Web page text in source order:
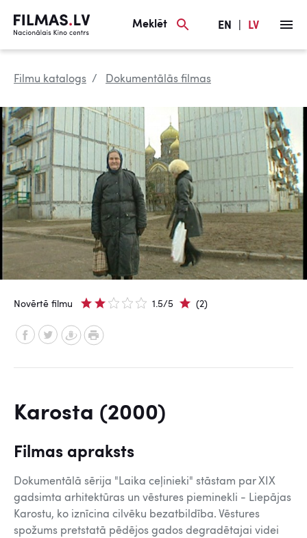
Meklēt EN LV
Filmu katalogs Dokumentālās filmas
Novērtē filmu 1.5/5 (2)
Karosta (2000)
Filmas apraksts
Dokumentālā sērija "Laika ceļinieki" stāstam par XIX
gadsimta arhitektūras un vēstures pieminekli - Liepājas
Karostu, ko iznīcina cilvēku bezatbildība. Vēstures
spožums pretstatā pēdējos gados degradētajai videi